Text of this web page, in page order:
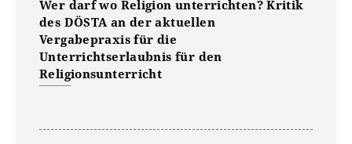
Wer darf wo Religion unterrichten? Kritik
des DÖSTA an der aktuellen
Vergabepraxis für die
Unterrichtserlaubnis für den
Religionsunterricht